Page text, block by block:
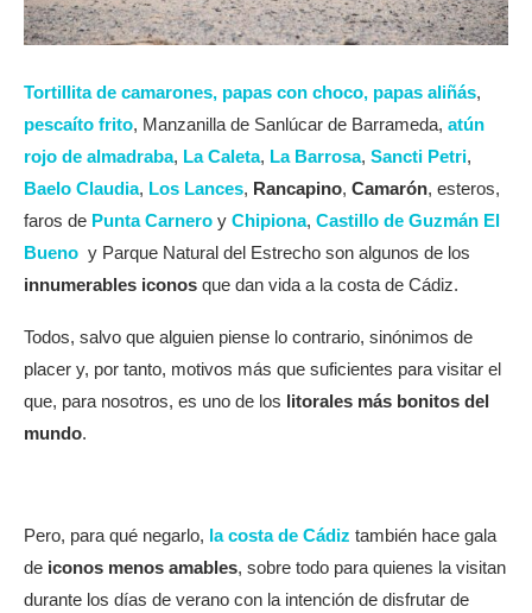
Tortillita de camarones, papas con choco, papas aliñás,
pescaíto frito, Manzanilla de Sanlúcar de Barrameda, atún
rojo de almadraba, La Caleta, La Barrosa, Sancti Petri,
Baelo Claudia, Los Lances, Rancapino, Camarón, esteros,
faros de Punta Carnero y Chipiona, Castillo de Guzmán El
Bueno y Parque Natural del Estrecho son algunos de los
innumerables iconos que dan vida a la costa de Cádiz.
Todos, salvo que alguien piense lo contrario, sinónimos de
placer y, por tanto, motivos más que suficientes para visitar el
que, para nosotros, es uno de los litorales más bonitos del
mundo.
Pero, para qué negarlo, la costa de Cádiz también hace gala
de iconos menos amables, sobre todo para quienes la visitan
durante los días de verano con la intención de disfrutar de